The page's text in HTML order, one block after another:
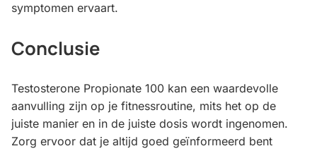
symptomen ervaart.
Conclusie
Testosterone Propionate 100 kan een waardevolle
aanvulling zijn op je fitnessroutine, mits het op de
juiste manier en in de juiste dosis wordt ingenomen.
Zorg ervoor dat je altijd goed geïnformeerd bent